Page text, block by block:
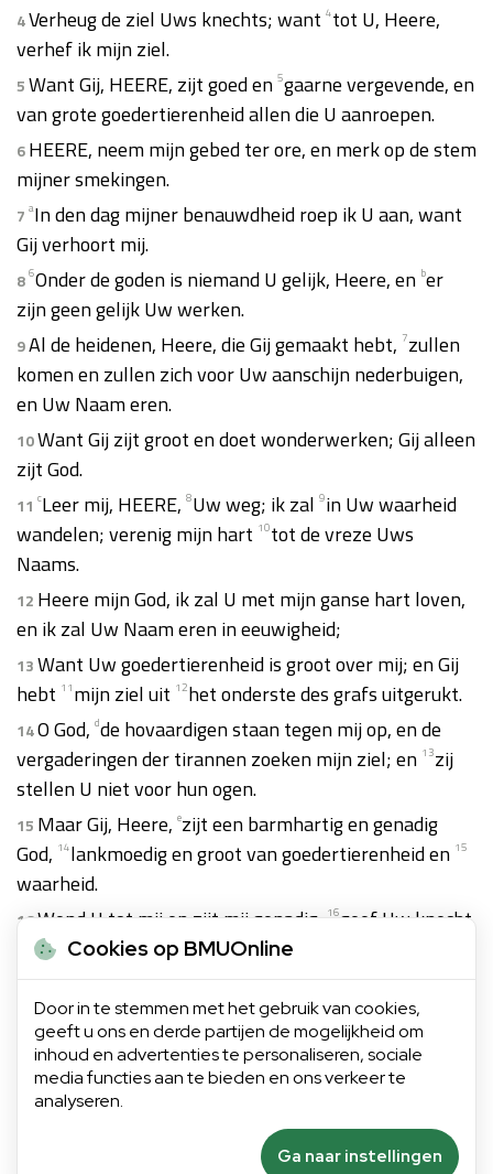
4Verheug de ziel Uws knechts; want 4tot U, Heere,
verhef ik mijn ziel.
5Want Gij, HEERE, zijt goed en 5gaarne vergevende, en
van grote goedertierenheid allen die U aanroepen.
6HEERE, neem mijn gebed ter ore, en merk op de stem
mijner smekingen.
7 aIn den dag mijner benauwdheid roep ik U aan, want
Gij verhoort mij.
8 6Onder de goden is niemand U gelijk, Heere, en ber
zijn geen gelijk Uw werken.
9Al de heidenen, Heere, die Gij gemaakt hebt, 7zullen
komen en zullen zich voor Uw aanschijn nederbuigen,
en Uw Naam eren.
10Want Gij zijt groot en doet wonderwerken; Gij alleen
zijt God.
11 cLeer mij, HEERE, 8Uw weg; ik zal 9in Uw waarheid
wandelen; verenig mijn hart 10tot de vreze Uws
Naams.
12 Heere mijn God, ik zal U met mijn ganse hart loven,
en ik zal Uw Naam eren in eeuwigheid;
13Want Uw goedertierenheid is groot over mij; en Gij
hebt 11 mijn ziel uit 12het onderste des grafs uitgerukt.
14O God, dde hovaardigen staan tegen mij op, en de
vergaderingen der tirannen zoeken mijn ziel; en 13zij
stellen U niet voor hun ogen.
15 Maar Gij, Heere, ezijt een barmhartig en genadig
God, 14lankmoedig en groot van goedertierenheid en 15
waarheid.
16Wend U tot mij en zijt mij genadig,16geef Uw knecht
Uw sterkte, en verlos17den zoon Uwer dienstmaagd.
17Doe aan mij een teken18ten goede, opdat het mijn
haters zien en beschaamd worden,19als Gij, HEERE,
mij geholpen en mij getroost zult hebben.
Cookies op BMUOnline
Door in te stemmen met het gebruik van cookies,
geeft u ons en derde partijen de mogelijkheid om
inhoud en advertenties te personaliseren, sociale
media functies aan te bieden en ons verkeer te
analyseren.
Ga naar instellingen